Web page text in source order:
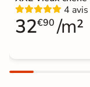
Parquet
4 avis
32€90 /m²